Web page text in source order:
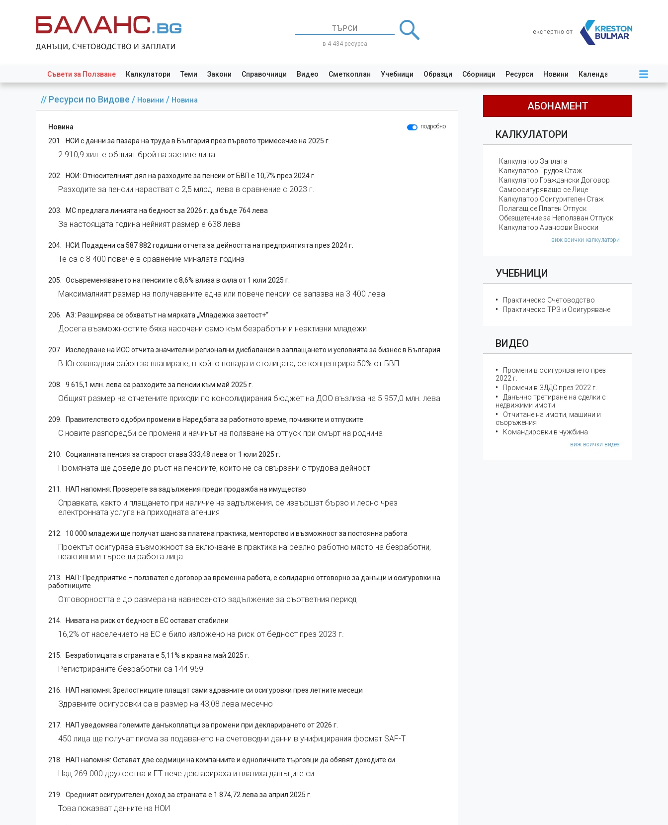
в 4 434 ресурса
Съвети за Ползване Калкулатори Теми Закони Справочници Видео Сметкоплан Учебници Образци Сборници Ресурси Новини Календар
// Ресурси по Видове / Новини / Новина
Новина подробно
НСИ с данни за пазара на труда в България през първото тримесечие на 2025 г.
2 910,9 хил. е общият брой на заетите лица
НОИ: Относителният дял на разходите за пенсии от БВП е 10,7% през 2024 г.
Разходите за пенсии нарастват с 2,5 млрд. лева в сравнение с 2023 г.
МС предлага линията на бедност за 2026 г. да бъде 764 лева
За настоящата година нейният размер е 638 лева
НСИ: Подадени са 587 882 годишни отчета за дейността на предприятията през 2024 г.
Те са с 8 400 повече в сравнение миналата година
Осъвременяването на пенсиите с 8,6% влиза в сила от 1 юли 2025 г.
Максималният размер на получаваните една или повече пенсии се запазва на 3 400 лева
АЗ: Разширява се обхватът на мярката „Младежка заетост+“
Досега възможностите бяха насочени само към безработни и неактивни младежи
Изследване на ИСС отчита значителни регионални дисбаланси в заплащането и условията за бизнес в България
В Югозападния район за планиране, в който попада и столицата, се концентрира 50% от БВП
9 615,1 млн. лева са разходите за пенсии към май 2025 г.
Общият размер на отчетените приходи по консолидирания бюджет на ДОО възлиза на 5 957,0 млн. лева
Правителството одобри промени в Наредбата за работното време, почивките и отпуските
С новите разпоредби се променя и начинът на ползване на отпуск при смърт на роднина
Социалната пенсия за старост става 333,48 лева от 1 юли 2025 г.
Промяната ще доведе до ръст на пенсиите, които не са свързани с трудова дейност
НАП напомня: Проверете за задължения преди продажба на имущество
Справката, както и плащането при наличие на задължения, се извършат бързо и лесно чрез
електронната услуга на приходната агенция
10 000 младежи ще получат шанс за платена практика, менторство и възможност за постоянна работа
Проектът осигурява възможност за включване в практика на реално работно място на безработни,
неактивни и търсещи работа лица
НАП: Предприятие – ползвател с договор за временна работа, е солидарно отговорно за данъци и осигуровки на
работниците
Отговорността е до размера на навнесеното задължение за съответния период
Нивата на риск от бедност в ЕС остават стабилни
16,2% от населението на ЕС е било изложено на риск от бедност през 2023 г.
Безработицата в страната е 5,11% в края на май 2025 г.
Регистрираните безработни са 144 959
НАП напомня: Зрелостниците плащат сами здравните си осигуровки през летните месеци
Здравните осигуровки са в размер на 43,08 лева месечно
НАП уведомява големите данъкоплатци за промени при декларирането от 2026 г.
450 лица ще получат писма за подаването на счетоводни данни в унифицирания формат SAF-T
НАП напомня: Остават две седмици на компаниите и едноличните търговци да обявят доходите си
Над 269 000 дружества и ЕТ вече декларираха и платиха данъците си
Средният осигурителен доход за страната е 1 874,72 лева за април 2025 г.
Това показват данните на НОИ
АБОНАМЕНТ
КАЛКУЛАТОРИ
Калкулатор Заплата
Калкулатор Трудов Стаж
Калкулатор Граждански Договор
Самоосигуряващо се Лице
Калкулатор Осигурителен Стаж
Полагащ се Платен Отпуск
Обезщетение за Неползван Отпуск
Калкулатор Авансови Вноски
виж всички калкулатори
УЧЕБНИЦИ
Практическо Счетоводство
Практическо ТРЗ и Осигуряване
ВИДЕО
Промени в осигуряването през
2022 г.
Промени в ЗДДС през 2022 г.
Данъчно третиране на сделки с
недвижими имоти
Отчитане на имоти, машини и
съоръжения
Командировки в чужбина
виж всички видеа